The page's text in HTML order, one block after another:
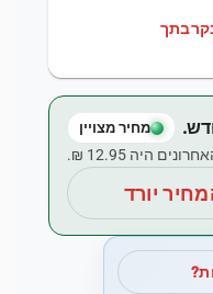
מחיר מצויין
יורד